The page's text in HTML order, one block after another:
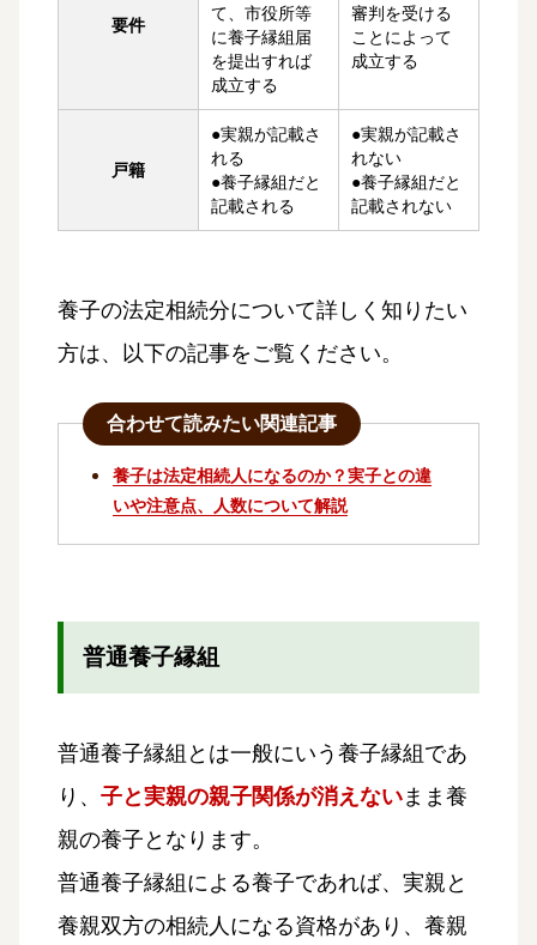
要件
て、市役所等
に養子縁組届
を提出すれば
成立する
審判を受ける
ことによって
成立する
戸籍
●実親が記載さ
れる
●養子縁組だと
記載される
●実親が記載さ
れない
●養子縁組だと
記載されない
養子の法定相続分について詳しく知りたい
方は、以下の記事をご覧ください。
合わせて読みたい関連記事
養子は法定相続人になるのか？実子との違
いや注意点、人数について解説
普通養子縁組
普通養子縁組とは一般にいう養子縁組であ
り、 子と実親の親子関係が消えない まま養
親の養子となります。
普通養子縁組による養子であれば、実親と
養親双方の相続人になる資格があり、養親